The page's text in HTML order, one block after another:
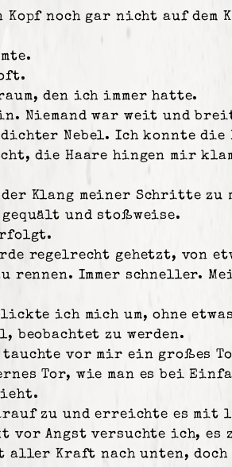
Kopf noch gar nicht auf dem
den ich immer hatte.
Niemand war weit und
Nebel. Ich konnte die
die Haare hingen mir
der Klang meiner Schritte
gequält und stoßweise.
regelrecht gehetzt, von
rennen. Immer schneller.
ich mich um, ohne
beobachtet zu werden.
vor mir ein großes
Tor, wie man es bei
zu und erreichte es mit
vor Angst versuchte ich,
aller Kraft nach unten, doch